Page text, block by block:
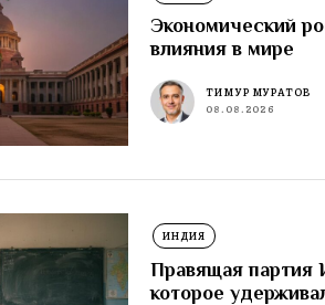
Экономический
влияния в мире
ТИМУР МУРАТОВ
08.08.2026
ИНДИЯ
Правящая партия
которое